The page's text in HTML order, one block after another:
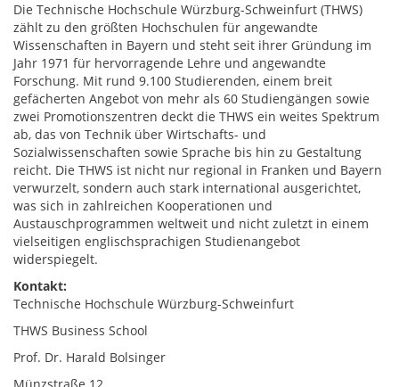
Die Technische Hochschule Würzburg-Schweinfurt (THWS)
zählt zu den größten Hochschulen für angewandte
Wissenschaften in Bayern und steht seit ihrer Gründung im
Jahr 1971 für hervorragende Lehre und angewandte
Forschung. Mit rund 9.100 Studierenden, einem breit
gefächerten Angebot von mehr als 60 Studiengängen sowie
zwei Promotionszentren deckt die THWS ein weites Spektrum
ab, das von Technik über Wirtschafts- und
Sozialwissenschaften sowie Sprache bis hin zu Gestaltung
reicht. Die THWS ist nicht nur regional in Franken und Bayern
verwurzelt, sondern auch stark international ausgerichtet,
was sich in zahlreichen Kooperationen und
Austauschprogrammen weltweit und nicht zuletzt in einem
vielseitigen englischsprachigen Studienangebot
widerspiegelt.
Kontakt:
Technische Hochschule Würzburg-Schweinfurt
THWS Business School
Prof. Dr. Harald Bolsinger